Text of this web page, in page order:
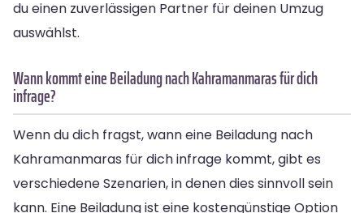
du einen zuverlässigen Partner für deinen Umzug
auswählst.
Wann kommt eine Beiladung nach Kahramanmaras für dich
infrage?
Wenn du dich fragst, wann eine Beiladung nach
Kahramanmaras für dich infrage kommt, gibt es
verschiedene Szenarien, in denen dies sinnvoll sein
kann. Eine Beiladung ist eine kostengünstige Option